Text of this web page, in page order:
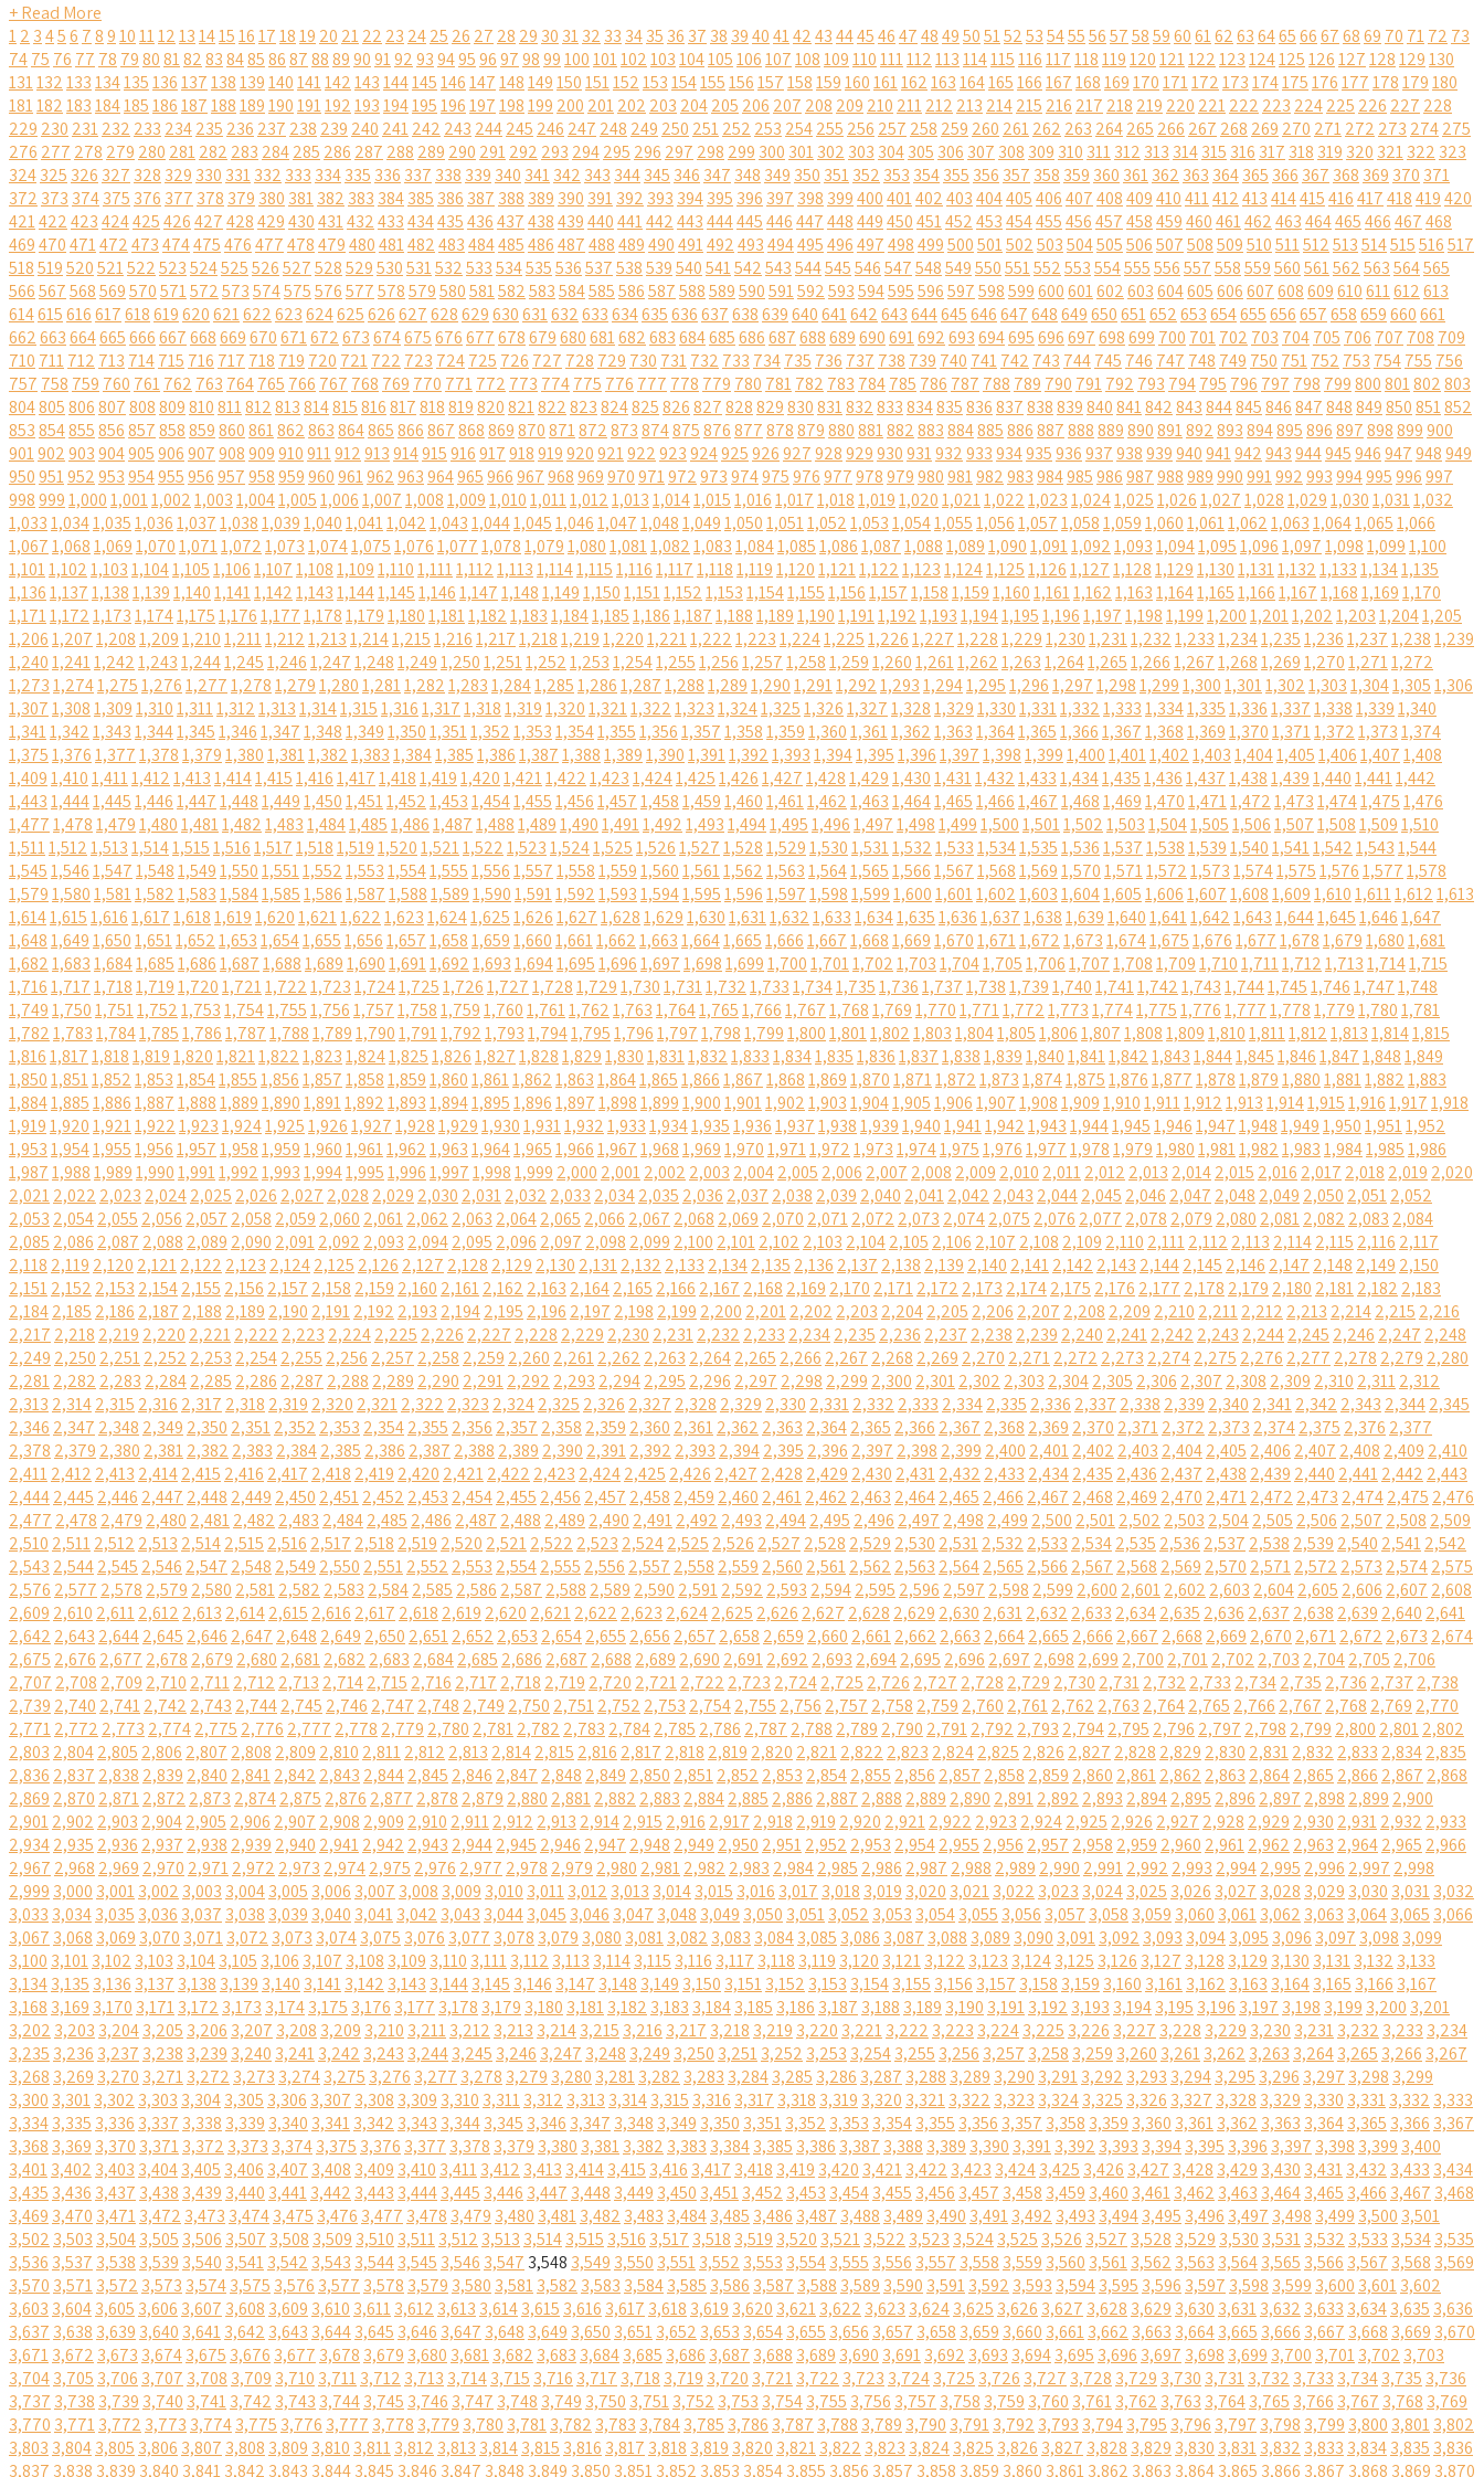
+ Read More
12 3456 78910111213141516171819 20 2122 23 2425 26 27 28 29 30 3132 33 3435 36 37 38 39404142434445464748495051525354555657585960616263646566676869 70 7172 73
7475 76 77 78 798081828384858687888990919293949596979899100101102103104105106107108109110111112113114115116117118119120121122123124125126127128129130
131132133134135136137138139140141142143144145146147148149150151152153154155156157158159160161162163164165166167168169170171172173174175176177178179180
181182183184185186187188189190191192193194195196197198199 200 201202 203 204205 206 207 208 209 210 211212 213 214215 216 217 218 219 220 221222 223 224225 226 227 228
229 230 231232 233 234235 236 237 238 239 240 241242 243 244245 246 247 248 249 250 251252 253 254255 256 257 258 259 260 261262 263 264265 266 267 268 269 270 271272 273 274275
276 277 278 279 280 281282 283 284285 286 287 288 289 290 291292 293 294295 296 297 298 299 300 301302 303 304305 306 307 308 309 310 311312 313 314315 316 317 318 319 320 321322 323
324325 326 327 328 329 330 331332 333 334335 336 337 338 339 340 341342 343 344345 346 347 348 349 350 351352 353 354355 356 357 358 359 360 361362 363 364365 366 367 368 369 370 371
372 373 374375 376 377 378 379 380 381382 383 384385 386 387 388 389 390 391392 393 394395 396 397 398 399400401402403404405406407408409410411412413414415416417418419420
421422423424425426427428429430431432433434435436437438439440441442443444445446447448449450451452453454455456457458459460461462463464465466467468
469470471472473474475476477478479480481482483484485486487488489490491492493494495496497498499500501502503504505506507508509510511512513514515516517
518519520521522523524525526527528529530531532533534535536537538539540541542543544545546547548549550551552553554555556557558559560561562563564565
566567568569570571572573574575576577578579580581582583584585586587588589590591592593594595596597598599600601602603604605606607608609610611612613
614615616617618619620621622623624625626627628629630631632633634635636637638639640641642643644645646647648649650651652653654655656657658659660661
662663664665666667668669670671672673674675676677678679680681682683684685686687688689690691692693694695696697698699 700 701702 703 704705 706 707 708 709
710 711712 713 714715 716 717 718 719 720 721722 723 724725 726 727 728 729 730 731732 733 734735 736 737 738 739 740 741742 743 744745 746 747 748 749 750 751752 753 754755 756
757 758 759 760 761762 763 764765 766 767 768 769 770 771772 773 774775 776 777 778 779 780 781782 783 784785 786 787 788 789 790 791792 793 794795 796 797 798 799800801802803
804805806807808809810811812813814815816817818819820821822823824825826827828829830831832833834835836837838839840841842843844845846847848849850851852
853854855856857858859860861862863864865866867868869870871872873874875876877878879880881882883884885886887888889890891892893894895896897898899900
901902903904905906907908909910911912913914915916917918919920921922923924925926927928929930931932933934935936937938939940941942943944945946947948949
950951952953954955956957958959960961962963964965966967968969970971972973974975976977978979980981982983984985986987988989990991992993994995996997
9989991,0001,0011,0021,0031,0041,0051,0061,0071,0081,0091,0101,0111,0121,0131,0141,0151,0161,0171,0181,0191,0201,0211,0221,0231,0241,0251,0261,0271,0281,0291,0301,0311,032
1,0331,0341,0351,0361,0371,0381,0391,0401,0411,0421,0431,0441,0451,0461,0471,0481,0491,0501,0511,0521,0531,0541,0551,0561,0571,0581,0591,0601,0611,0621,0631,0641,0651,066
1,0671,0681,0691,0701,0711,0721,0731,0741,0751,0761,0771,0781,0791,0801,0811,0821,0831,0841,0851,0861,0871,0881,0891,0901,0911,0921,0931,0941,0951,0961,0971,0981,0991,100
1,1011,1021,1031,1041,1051,1061,1071,1081,1091,1101,1111,1121,1131,1141,1151,1161,1171,1181,1191,1201,1211,1221,1231,1241,1251,1261,1271,1281,1291,1301,1311,1321,1331,1341,135
1,1361,1371,1381,1391,1401,1411,1421,1431,1441,1451,1461,1471,1481,1491,1501,1511,1521,1531,1541,1551,1561,1571,1581,1591,1601,1611,1621,1631,1641,1651,1661,1671,1681,1691,170
1,1711,1721,1731,1741,1751,1761,1771,1781,1791,1801,1811,1821,1831,1841,1851,1861,1871,1881,1891,1901,1911,1921,1931,1941,1951,1961,1971,1981,1991,2001,2011,2021,2031,2041,205
1,2061,2071,2081,2091,2101,2111,2121,2131,2141,2151,2161,2171,2181,2191,2201,2211,2221,2231,2241,2251,2261,2271,2281,2291,2301,2311,2321,2331,2341,2351,2361,2371,2381,239
1,2401,2411,2421,2431,2441,2451,2461,2471,2481,2491,2501,2511,2521,2531,2541,2551,2561,2571,2581,2591,2601,2611,2621,2631,2641,2651,2661,2671,2681,2691,2701,2711,272
1,2731,2741,2751,2761,2771,2781,2791,2801,2811,2821,2831,2841,2851,2861,2871,2881,2891,2901,2911,2921,2931,2941,2951,2961,2971,2981,2991,3001,3011,3021,3031,3041,3051,306
1,3071,3081,3091,3101,3111,3121,3131,3141,3151,3161,3171,3181,3191,3201,3211,3221,3231,3241,3251,3261,3271,3281,3291,3301,3311,3321,3331,3341,3351,3361,3371,3381,3391,340
1,3411,3421,3431,3441,3451,3461,3471,3481,3491,3501,3511,3521,3531,3541,3551,3561,3571,3581,3591,3601,3611,3621,3631,3641,3651,3661,3671,3681,3691,3701,3711,3721,3731,374
1,3751,3761,3771,3781,3791,3801,3811,3821,3831,3841,3851,3861,3871,3881,3891,3901,3911,3921,3931,3941,3951,3961,3971,3981,3991,4001,4011,4021,4031,4041,4051,4061,4071,408
1,4091,4101,4111,4121,4131,4141,4151,4161,4171,4181,4191,4201,4211,4221,4231,4241,4251,4261,4271,4281,4291,4301,4311,4321,4331,4341,4351,4361,4371,4381,4391,4401,4411,442
1,4431,4441,4451,4461,4471,4481,4491,4501,4511,4521,4531,4541,4551,4561,4571,4581,4591,4601,4611,4621,4631,4641,4651,4661,4671,4681,4691,4701,4711,4721,4731,4741,4751,476
1,4771,4781,4791,4801,4811,4821,4831,4841,4851,4861,4871,4881,4891,4901,4911,4921,4931,4941,4951,4961,4971,4981,4991,5001,5011,5021,5031,5041,5051,5061,5071,5081,5091,510
1,5111,5121,5131,5141,5151,5161,5171,5181,5191,5201,5211,5221,5231,5241,5251,5261,5271,5281,5291,5301,5311,5321,5331,5341,5351,5361,5371,5381,5391,5401,5411,5421,5431,544
1,5451,5461,5471,5481,5491,5501,5511,5521,5531,5541,5551,5561,5571,5581,5591,5601,5611,5621,5631,5641,5651,5661,5671,5681,5691,5701,5711,5721,5731,5741,5751,5761,5771,578
1,5791,5801,5811,5821,5831,5841,5851,5861,5871,5881,5891,5901,5911,5921,5931,5941,5951,5961,5971,5981,5991,6001,6011,6021,6031,6041,6051,6061,6071,6081,6091,6101,6111,6121,613
1,6141,6151,6161,6171,6181,6191,6201,6211,6221,6231,6241,6251,6261,6271,6281,6291,6301,6311,6321,6331,6341,6351,6361,6371,6381,6391,6401,6411,6421,6431,6441,6451,6461,647
1,6481,6491,6501,6511,6521,6531,6541,6551,6561,6571,6581,6591,6601,6611,6621,6631,6641,6651,6661,6671,6681,6691,6701,6711,6721,6731,6741,6751,6761,6771,6781,6791,6801,681
1,6821,6831,6841,6851,6861,6871,6881,6891,6901,6911,6921,6931,6941,6951,6961,6971,6981,6991,7001,7011,7021,7031,7041,7051,7061,7071,7081,7091,7101,7111,7121,7131,7141,715
1,7161,7171,7181,7191,7201,7211,7221,7231,7241,7251,7261,7271,7281,7291,7301,7311,7321,7331,7341,7351,7361,7371,7381,7391,7401,7411,7421,7431,7441,7451,7461,7471,748
1,7491,7501,7511,7521,7531,7541,7551,7561,7571,7581,7591,7601,7611,7621,7631,7641,7651,7661,7671,7681,7691,7701,7711,7721,7731,7741,7751,7761,7771,7781,7791,7801,781
1,7821,7831,7841,7851,7861,7871,7881,7891,7901,7911,7921,7931,7941,7951,7961,7971,7981,7991,8001,8011,8021,8031,8041,8051,8061,8071,8081,8091,8101,8111,8121,8131,8141,815
1,8161,8171,8181,8191,8201,8211,8221,8231,8241,8251,8261,8271,8281,8291,8301,8311,8321,8331,8341,8351,8361,8371,8381,8391,8401,8411,8421,8431,8441,8451,8461,8471,8481,849
1,8501,8511,8521,8531,8541,8551,8561,8571,8581,8591,8601,8611,8621,8631,8641,8651,8661,8671,8681,8691,8701,8711,8721,8731,8741,8751,8761,8771,8781,8791,8801,8811,8821,883
1,8841,8851,8861,8871,8881,8891,8901,8911,8921,8931,8941,8951,8961,8971,8981,8991,9001,9011,9021,9031,9041,9051,9061,9071,9081,9091,9101,9111,9121,9131,9141,9151,9161,9171,918
1,9191,9201,9211,9221,9231,9241,9251,9261,9271,9281,9291,9301,9311,9321,9331,9341,9351,9361,9371,9381,9391,9401,9411,9421,9431,9441,9451,9461,9471,9481,9491,9501,9511,952
1,9531,9541,9551,9561,9571,9581,9591,9601,9611,9621,9631,9641,9651,9661,9671,9681,9691,9701,9711,9721,9731,9741,9751,9761,9771,9781,9791,9801,9811,9821,9831,9841,9851,986
1,9871,9881,9891,9901,9911,9921,9931,9941,9951,9961,9971,9981,999 2,000 2,0012,002 2,003 2,0042,005 2,006 2,007 2,008 2,009 2,010 2,0112,012 2,013 2,0142,015 2,016 2,017 2,018 2,019 2,020
2,0212,022 2,023 2,0242,025 2,026 2,027 2,028 2,029 2,030 2,0312,032 2,033 2,0342,035 2,036 2,037 2,038 2,039 2,040 2,0412,042 2,043 2,0442,045 2,046 2,047 2,048 2,049 2,050 2,0512,052
2,053 2,0542,055 2,056 2,057 2,058 2,059 2,060 2,0612,062 2,063 2,0642,065 2,066 2,067 2,068 2,069 2,070 2,0712,072 2,073 2,0742,075 2,076 2,077 2,078 2,079 2,080 2,0812,082 2,083 2,084
2,085 2,086 2,087 2,088 2,089 2,090 2,0912,092 2,093 2,0942,095 2,096 2,097 2,098 2,099 2,100 2,1012,102 2,103 2,1042,105 2,106 2,107 2,108 2,109 2,110 2,1112,112 2,113 2,1142,115 2,116 2,117
2,118 2,119 2,120 2,1212,122 2,123 2,1242,125 2,126 2,127 2,128 2,129 2,130 2,1312,132 2,133 2,1342,135 2,136 2,137 2,138 2,139 2,140 2,1412,142 2,143 2,1442,145 2,146 2,147 2,148 2,149 2,150
2,1512,152 2,153 2,1542,155 2,156 2,157 2,158 2,159 2,160 2,1612,162 2,163 2,1642,165 2,166 2,167 2,168 2,169 2,170 2,1712,172 2,173 2,1742,175 2,176 2,177 2,178 2,179 2,180 2,1812,182 2,183
2,1842,185 2,186 2,187 2,188 2,189 2,190 2,1912,192 2,193 2,1942,195 2,196 2,197 2,198 2,199 2,200 2,2012,202 2,203 2,2042,205 2,206 2,207 2,208 2,209 2,210 2,2112,212 2,213 2,2142,215 2,216
2,217 2,218 2,219 2,220 2,2212,222 2,223 2,2242,225 2,226 2,227 2,228 2,229 2,230 2,2312,232 2,233 2,2342,235 2,236 2,237 2,238 2,239 2,240 2,2412,242 2,243 2,2442,245 2,246 2,247 2,248
2,249 2,250 2,2512,252 2,253 2,2542,255 2,256 2,257 2,258 2,259 2,260 2,2612,262 2,263 2,2642,265 2,266 2,267 2,268 2,269 2,270 2,2712,272 2,273 2,2742,275 2,276 2,277 2,278 2,279 2,280
2,2812,282 2,283 2,2842,285 2,286 2,287 2,288 2,289 2,290 2,2912,292 2,293 2,2942,295 2,296 2,297 2,298 2,299 2,300 2,3012,302 2,303 2,3042,305 2,306 2,307 2,308 2,309 2,310 2,3112,312
2,313 2,3142,315 2,316 2,317 2,318 2,319 2,320 2,3212,322 2,323 2,3242,325 2,326 2,327 2,328 2,329 2,330 2,3312,332 2,333 2,3342,335 2,336 2,337 2,338 2,339 2,340 2,3412,342 2,343 2,3442,345
2,346 2,347 2,348 2,349 2,350 2,3512,352 2,353 2,3542,355 2,356 2,357 2,358 2,359 2,360 2,3612,362 2,363 2,3642,365 2,366 2,367 2,368 2,369 2,370 2,3712,372 2,373 2,3742,375 2,376 2,377
2,378 2,379 2,380 2,3812,382 2,383 2,3842,385 2,386 2,387 2,388 2,389 2,390 2,3912,392 2,393 2,3942,395 2,396 2,397 2,398 2,399 2,400 2,4012,402 2,403 2,4042,405 2,406 2,407 2,408 2,409 2,410
2,4112,412 2,413 2,4142,415 2,416 2,417 2,418 2,419 2,420 2,4212,422 2,423 2,4242,425 2,426 2,427 2,428 2,429 2,430 2,4312,432 2,433 2,4342,435 2,436 2,437 2,438 2,439 2,440 2,4412,442 2,443
2,4442,445 2,446 2,447 2,448 2,449 2,450 2,4512,452 2,453 2,4542,455 2,456 2,457 2,458 2,459 2,460 2,4612,462 2,463 2,4642,465 2,466 2,467 2,468 2,469 2,470 2,4712,472 2,473 2,4742,475 2,476
2,477 2,478 2,479 2,480 2,4812,482 2,483 2,4842,485 2,486 2,487 2,488 2,489 2,490 2,4912,492 2,493 2,4942,495 2,496 2,497 2,498 2,499 2,500 2,5012,502 2,503 2,5042,505 2,506 2,507 2,508 2,509
2,510 2,5112,512 2,513 2,5142,515 2,516 2,517 2,518 2,519 2,520 2,5212,522 2,523 2,5242,525 2,526 2,527 2,528 2,529 2,530 2,5312,532 2,533 2,5342,535 2,536 2,537 2,538 2,539 2,540 2,5412,542
2,543 2,5442,545 2,546 2,547 2,548 2,549 2,550 2,5512,552 2,553 2,5542,555 2,556 2,557 2,558 2,559 2,560 2,5612,562 2,563 2,5642,565 2,566 2,567 2,568 2,569 2,570 2,5712,572 2,573 2,5742,575
2,576 2,577 2,578 2,579 2,580 2,5812,582 2,583 2,5842,585 2,586 2,587 2,588 2,589 2,590 2,5912,592 2,593 2,5942,595 2,596 2,597 2,598 2,599 2,600 2,6012,602 2,603 2,6042,605 2,606 2,607 2,608
2,609 2,610 2,6112,612 2,613 2,6142,615 2,616 2,617 2,618 2,619 2,620 2,6212,622 2,623 2,6242,625 2,626 2,627 2,628 2,629 2,630 2,6312,632 2,633 2,6342,635 2,636 2,637 2,638 2,639 2,640 2,641
2,642 2,643 2,6442,645 2,646 2,647 2,648 2,649 2,650 2,6512,652 2,653 2,6542,655 2,656 2,657 2,658 2,659 2,660 2,6612,662 2,663 2,6642,665 2,666 2,667 2,668 2,669 2,670 2,6712,672 2,673 2,674
2,675 2,676 2,677 2,678 2,679 2,680 2,6812,682 2,683 2,6842,685 2,686 2,687 2,688 2,689 2,690 2,6912,692 2,693 2,6942,695 2,696 2,697 2,698 2,699 2,700 2,7012,702 2,703 2,7042,705 2,706
2,707 2,708 2,709 2,710 2,7112,712 2,713 2,7142,715 2,716 2,717 2,718 2,719 2,720 2,7212,722 2,723 2,7242,725 2,726 2,727 2,728 2,729 2,730 2,7312,732 2,733 2,7342,735 2,736 2,737 2,738
2,739 2,740 2,7412,742 2,743 2,7442,745 2,746 2,747 2,748 2,749 2,750 2,7512,752 2,753 2,7542,755 2,756 2,757 2,758 2,759 2,760 2,7612,762 2,763 2,7642,765 2,766 2,767 2,768 2,769 2,770
2,7712,772 2,773 2,7742,775 2,776 2,777 2,778 2,779 2,780 2,7812,782 2,783 2,7842,785 2,786 2,787 2,788 2,789 2,790 2,7912,792 2,793 2,7942,795 2,796 2,797 2,798 2,799 2,800 2,8012,802
2,803 2,8042,805 2,806 2,807 2,808 2,809 2,810 2,8112,812 2,813 2,8142,815 2,816 2,817 2,818 2,819 2,820 2,8212,822 2,823 2,8242,825 2,826 2,827 2,828 2,829 2,830 2,8312,832 2,833 2,8342,835
2,836 2,837 2,838 2,839 2,840 2,8412,842 2,843 2,8442,845 2,846 2,847 2,848 2,849 2,850 2,8512,852 2,853 2,8542,855 2,856 2,857 2,858 2,859 2,860 2,8612,862 2,863 2,8642,865 2,866 2,867 2,868
2,869 2,870 2,8712,872 2,873 2,8742,875 2,876 2,877 2,878 2,879 2,880 2,8812,882 2,883 2,8842,885 2,886 2,887 2,888 2,889 2,890 2,8912,892 2,893 2,8942,895 2,896 2,897 2,898 2,899 2,900
2,9012,902 2,903 2,9042,905 2,906 2,907 2,908 2,909 2,910 2,9112,912 2,913 2,9142,915 2,916 2,917 2,918 2,919 2,920 2,9212,922 2,923 2,9242,925 2,926 2,927 2,928 2,929 2,930 2,9312,932 2,933
2,9342,935 2,936 2,937 2,938 2,939 2,940 2,9412,942 2,943 2,9442,945 2,946 2,947 2,948 2,949 2,950 2,9512,952 2,953 2,9542,955 2,956 2,957 2,958 2,959 2,960 2,9612,962 2,963 2,9642,965 2,966
2,967 2,968 2,969 2,970 2,9712,972 2,973 2,9742,975 2,976 2,977 2,978 2,979 2,980 2,9812,982 2,983 2,9842,985 2,986 2,987 2,988 2,989 2,990 2,9912,992 2,993 2,9942,995 2,996 2,997 2,998
2,999 3,000 3,0013,002 3,003 3,0043,005 3,006 3,007 3,008 3,009 3,010 3,0113,012 3,013 3,0143,015 3,016 3,017 3,018 3,019 3,020 3,0213,022 3,023 3,0243,025 3,026 3,027 3,028 3,029 3,030 3,0313,032
3,033 3,0343,035 3,036 3,037 3,038 3,039 3,040 3,0413,042 3,043 3,0443,045 3,046 3,047 3,048 3,049 3,050 3,0513,052 3,053 3,0543,055 3,056 3,057 3,058 3,059 3,060 3,0613,062 3,063 3,0643,065 3,066
3,067 3,068 3,069 3,070 3,0713,072 3,073 3,0743,075 3,076 3,077 3,078 3,079 3,080 3,0813,082 3,083 3,0843,085 3,086 3,087 3,088 3,089 3,090 3,0913,092 3,093 3,0943,095 3,096 3,097 3,098 3,099
3,100 3,1013,102 3,103 3,1043,105 3,106 3,107 3,108 3,109 3,110 3,1113,112 3,113 3,1143,115 3,116 3,117 3,118 3,119 3,120 3,1213,122 3,123 3,1243,125 3,126 3,127 3,128 3,129 3,130 3,1313,132 3,133
3,1343,135 3,136 3,137 3,138 3,139 3,140 3,1413,142 3,143 3,1443,145 3,146 3,147 3,148 3,149 3,150 3,1513,152 3,153 3,1543,155 3,156 3,157 3,158 3,159 3,160 3,1613,162 3,163 3,1643,165 3,166 3,167
3,168 3,169 3,170 3,1713,172 3,173 3,1743,175 3,176 3,177 3,178 3,179 3,180 3,1813,182 3,183 3,1843,185 3,186 3,187 3,188 3,189 3,190 3,1913,192 3,193 3,1943,195 3,196 3,197 3,198 3,199 3,200 3,201
3,202 3,203 3,2043,205 3,206 3,207 3,208 3,209 3,210 3,2113,212 3,213 3,2143,215 3,216 3,217 3,218 3,219 3,220 3,2213,222 3,223 3,2243,225 3,226 3,227 3,228 3,229 3,230 3,2313,232 3,233 3,234
3,235 3,236 3,237 3,238 3,239 3,240 3,2413,242 3,243 3,2443,245 3,246 3,247 3,248 3,249 3,250 3,2513,252 3,253 3,2543,255 3,256 3,257 3,258 3,259 3,260 3,2613,262 3,263 3,2643,265 3,266 3,267
3,268 3,269 3,270 3,2713,272 3,273 3,2743,275 3,276 3,277 3,278 3,279 3,280 3,2813,282 3,283 3,2843,285 3,286 3,287 3,288 3,289 3,290 3,2913,292 3,293 3,2943,295 3,296 3,297 3,298 3,299
3,300 3,3013,302 3,303 3,3043,305 3,306 3,307 3,308 3,309 3,310 3,3113,312 3,313 3,3143,315 3,316 3,317 3,318 3,319 3,320 3,3213,322 3,323 3,3243,325 3,326 3,327 3,328 3,329 3,330 3,3313,332 3,333
3,3343,335 3,336 3,337 3,338 3,339 3,340 3,3413,342 3,343 3,3443,345 3,346 3,347 3,348 3,349 3,350 3,3513,352 3,353 3,3543,355 3,356 3,357 3,358 3,359 3,360 3,3613,362 3,363 3,3643,365 3,366 3,367
3,368 3,369 3,370 3,3713,372 3,373 3,3743,375 3,376 3,377 3,378 3,379 3,380 3,3813,382 3,383 3,3843,385 3,386 3,387 3,388 3,389 3,390 3,3913,392 3,393 3,3943,395 3,396 3,397 3,398 3,399 3,400
3,4013,402 3,403 3,4043,405 3,406 3,407 3,408 3,409 3,410 3,4113,412 3,413 3,4143,415 3,416 3,417 3,418 3,419 3,420 3,4213,422 3,423 3,4243,425 3,426 3,427 3,428 3,429 3,430 3,4313,432 3,433 3,434
3,435 3,436 3,437 3,438 3,439 3,440 3,4413,442 3,443 3,4443,445 3,446 3,447 3,448 3,449 3,450 3,4513,452 3,453 3,4543,455 3,456 3,457 3,458 3,459 3,460 3,4613,462 3,463 3,4643,465 3,466 3,467 3,468
3,469 3,470 3,4713,472 3,473 3,4743,475 3,476 3,477 3,478 3,479 3,480 3,4813,482 3,483 3,4843,485 3,486 3,487 3,488 3,489 3,490 3,4913,492 3,493 3,4943,495 3,496 3,497 3,498 3,499 3,500 3,501
3,502 3,503 3,5043,505 3,506 3,507 3,508 3,509 3,510 3,5113,512 3,513 3,5143,515 3,516 3,517 3,518 3,519 3,520 3,5213,522 3,523 3,5243,525 3,526 3,527 3,528 3,529 3,530 3,5313,532 3,533 3,5343,535
3,536 3,537 3,538 3,539 3,540 3,5413,542 3,543 3,5443,545 3,546 3,547 3,548 3,549 3,550 3,5513,552 3,553 3,5543,555 3,556 3,557 3,558 3,559 3,560 3,5613,562 3,563 3,5643,565 3,566 3,567 3,568 3,569
3,570 3,5713,572 3,573 3,5743,575 3,576 3,577 3,578 3,579 3,580 3,5813,582 3,583 3,5843,585 3,586 3,587 3,588 3,589 3,590 3,5913,592 3,593 3,5943,595 3,596 3,597 3,598 3,599 3,600 3,6013,602
3,603 3,6043,605 3,606 3,607 3,608 3,609 3,610 3,6113,612 3,613 3,6143,615 3,616 3,617 3,618 3,619 3,620 3,6213,622 3,623 3,6243,625 3,626 3,627 3,628 3,629 3,630 3,6313,632 3,633 3,6343,635 3,636
3,637 3,638 3,639 3,640 3,6413,642 3,643 3,6443,645 3,646 3,647 3,648 3,649 3,650 3,6513,652 3,653 3,6543,655 3,656 3,657 3,658 3,659 3,660 3,6613,662 3,663 3,6643,665 3,666 3,667 3,668 3,669 3,670
3,6713,672 3,673 3,6743,675 3,676 3,677 3,678 3,679 3,680 3,6813,682 3,683 3,6843,685 3,686 3,687 3,688 3,689 3,690 3,6913,692 3,693 3,6943,695 3,696 3,697 3,698 3,699 3,700 3,7013,702 3,703
3,7043,705 3,706 3,707 3,708 3,709 3,710 3,7113,712 3,713 3,7143,715 3,716 3,717 3,718 3,719 3,720 3,7213,722 3,723 3,7243,725 3,726 3,727 3,728 3,729 3,730 3,7313,732 3,733 3,7343,735 3,736
3,737 3,738 3,739 3,740 3,7413,742 3,743 3,7443,745 3,746 3,747 3,748 3,749 3,750 3,7513,752 3,753 3,7543,755 3,756 3,757 3,758 3,759 3,760 3,7613,762 3,763 3,7643,765 3,766 3,767 3,768 3,769
3,770 3,7713,772 3,773 3,7743,775 3,776 3,777 3,778 3,779 3,780 3,7813,782 3,783 3,7843,785 3,786 3,787 3,788 3,789 3,790 3,7913,792 3,793 3,7943,795 3,796 3,797 3,798 3,799 3,800 3,8013,802
3,803 3,8043,805 3,806 3,807 3,808 3,809 3,810 3,8113,812 3,813 3,8143,815 3,816 3,817 3,818 3,819 3,820 3,8213,822 3,823 3,8243,825 3,826 3,827 3,828 3,829 3,830 3,8313,832 3,833 3,8343,835 3,836
3,837 3,838 3,839 3,840 3,8413,842 3,843 3,8443,845 3,846 3,847 3,848 3,849 3,850 3,8513,852 3,853 3,8543,855 3,856 3,857 3,858 3,859 3,860 3,8613,862 3,863 3,8643,865 3,866 3,867 3,868 3,869 3,870